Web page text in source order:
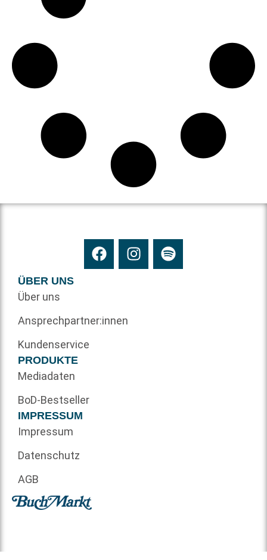
ÜBER UNS
Über uns
Ansprechpartner:innen
Kundenservice
PRODUKTE
Mediadaten
BoD-Bestseller
IMPRESSUM
Impressum
Datenschutz
AGB